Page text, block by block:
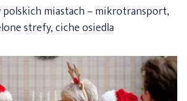
miastach – mikrotransport,
strefy, ciche osiedla